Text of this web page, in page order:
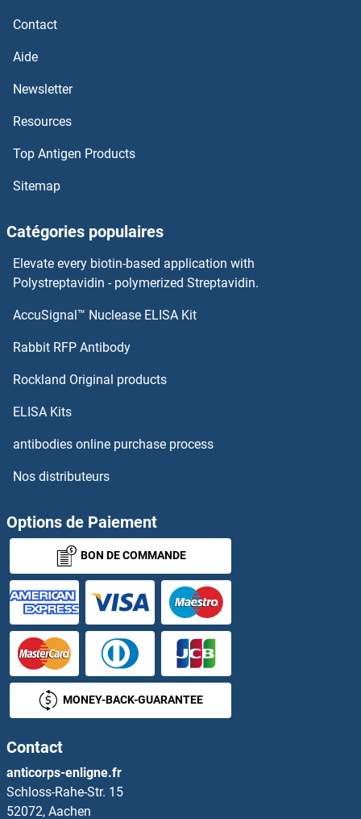
Contact
Aide
Newsletter
Resources
Top Antigen Products
Sitemap
Catégories populaires
Elevate every biotin-based application with
Polystreptavidin - polymerized Streptavidin.
AccuSignal™ Nuclease ELISA Kit
Rabbit RFP Antibody
Rockland Original products
ELISA Kits
antibodies online purchase process
Nos distributeurs
Options de Paiement
BON DE COMMANDE
MONEY-BACK-GUARANTEE
Contact
anticorps-enligne.fr
Schloss-Rahe-Str. 15
52072, Aachen